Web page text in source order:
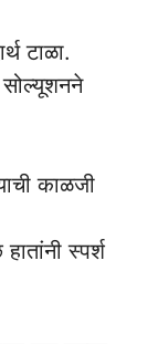
टाळा.
सोल्यूशनने
काळजी
स्पर्श